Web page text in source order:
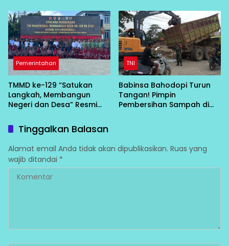
dari Desa
Pemerintahan
TMMD ke-129 “Satukan
Langkah, Membangun
Negeri dan Desa” Resmi
TNI
Babinsa Bahodopi Turun
Tangan! Pimpin
Pembersihan Sampah di
Tinggalkan Balasan
Alamat email Anda tidak akan dipublikasikan. Ruas yang
wajib ditandai *